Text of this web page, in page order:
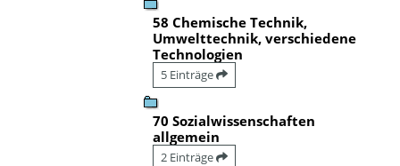
58 Chemische Technik,
Umwelttechnik, verschiedene
Technologien
5 Einträge
70 Sozialwissenschaften
allgemein
2 Einträge